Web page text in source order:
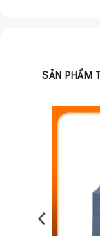
SẢN PHẨM